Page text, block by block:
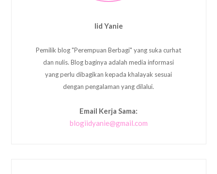
Iid Yanie
Pemilik blog "Perempuan Berbagi" yang suka curhat
dan nulis. Blog baginya adalah media informasi
yang perlu dibagikan kepada khalayak sesuai
dengan pengalaman yang dilalui.
Email Kerja Sama:
blogiidyanie@gmail.com